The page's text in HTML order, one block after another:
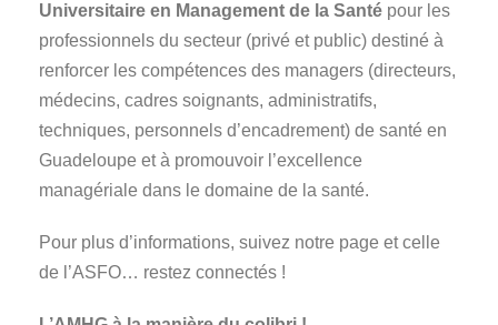
Universitaire en Management de la Santé pour les
professionnels du secteur (privé et public) destiné à
renforcer les compétences des managers (directeurs,
médecins, cadres soignants, administratifs,
techniques, personnels d’encadrement) de santé en
Guadeloupe et à promouvoir l’excellence
managériale dans le domaine de la santé.
Pour plus d’informations, suivez notre page et celle
de l’ASFO… restez connectés !